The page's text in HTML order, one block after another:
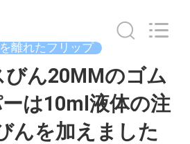
離れたフリップ
ん20MMのゴム
は10ml液体の注
んを加えました